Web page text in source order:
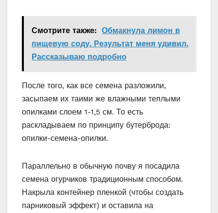
Смотрите также: Обмакнула лимон в
пищевую соду. Результат меня удивил.
Рассказываю подробно
После того, как все семена разложили,
засыпаем их таими же влажными теплыми
опилками слоем 1-1,5 см. То есть
раскладываем по принципу бутерброда:
опилки-семена-опилки.
Параллельно в обычную почву я посадила
семена огурчиков традиционным способом.
Накрыла контейнер пленкой (чтобы создать
парниковый эффект) и оставила на